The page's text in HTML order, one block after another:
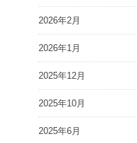
2026年2月
2026年1月
2025年12月
2025年10月
2025年6月